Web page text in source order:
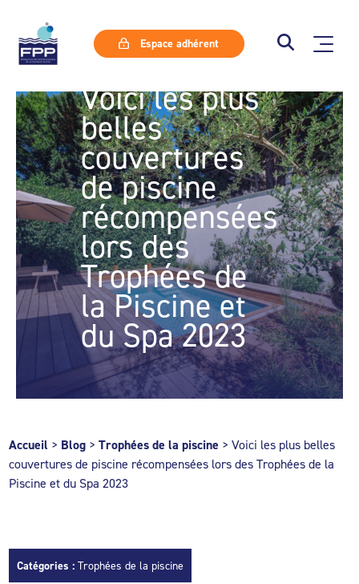
Espace adhérent
Voici les plus
belles
couvertures
de piscine
récompensées
lors des
Trophées de
la Piscine et
du Spa 2023
Accueil > Blog >Trophées de la piscine >Voici les plus belles
couvertures de piscine récompensées lors des Trophées de la
Piscine et du Spa 2023
Catégories :Trophées de la piscine